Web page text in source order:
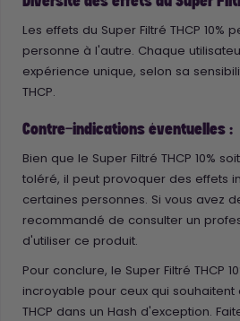
Les effets du Super Filtré THCP 10%
personne à l'autre. Chaque
expérience unique, selon sa
THCP.
Contre-indications éventuelles :
Bien que le Super Filtré THCP 10%
toléré, il peut provoquer des effets
certaines personnes. Si vous avez
recommandé de consulter un
d'utiliser ce produit.
Pour conclure, le Super Filtré THCP
incroyable pour ceux qui
THCP dans un Hash d'exception.